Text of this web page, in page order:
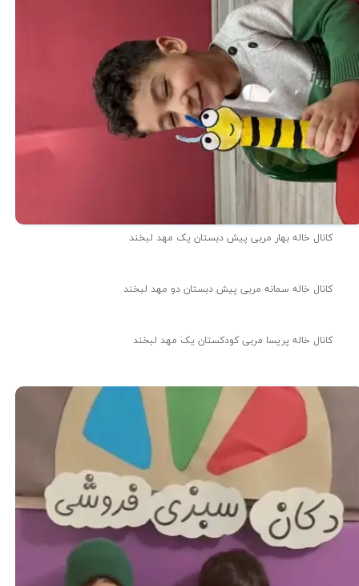
کانال خاله بهار مربی پیش دبستان یک مهد لبخند
کانال خاله سمانه مربی پیش دبستان دو مهد لبخند
کانال خاله پریسا مربی کودکستان یک مهد لبخند